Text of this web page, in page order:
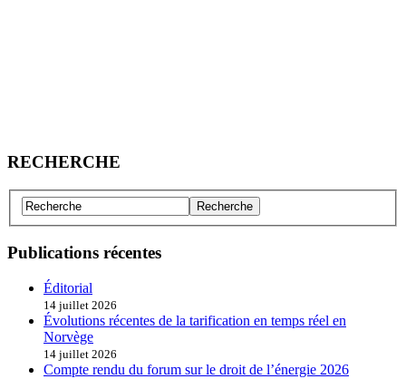
RECHERCHE
Publications récentes
Éditorial
14 juillet 2026
Évolutions récentes de la tarification en temps réel en
Norvège
14 juillet 2026
Compte rendu du forum sur le droit de l’énergie 2026